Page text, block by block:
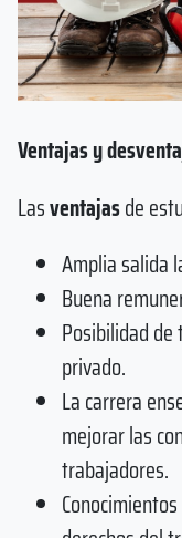
Ventajas y
Lasventajasde
Amplia salida
Buena
Posibilidad
privado.
La carrera
mejorar las
trabajadores.